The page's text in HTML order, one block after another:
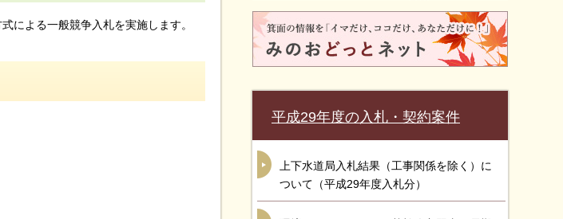
による一般競争入札を実施します。
平成29年度の入札・契約案件
上下水道局入札結果（工事関係を除く）に
ついて（平成29年度入札分）